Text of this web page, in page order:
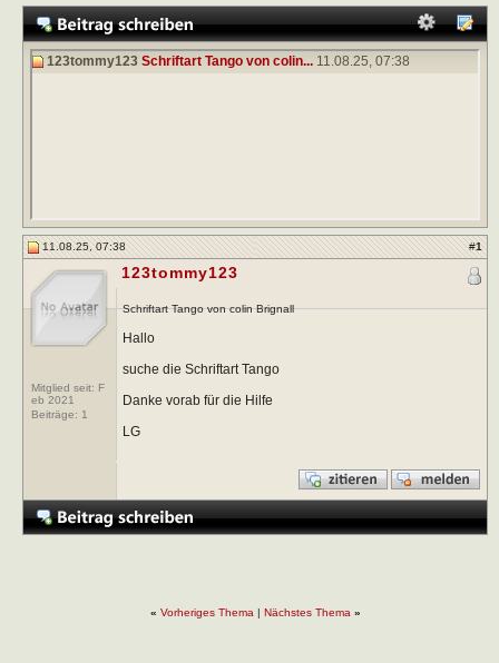
123tommy123 Schriftart Tango von colin... 11.08.25, 07:38
11.08.25, 07:38 #1
Mitglied seit: F
eb 2021
Beiträge: 1
123tommy123
Schriftart Tango von colin Brignall
Hallo
suche die Schriftart Tango
Danke vorab für die Hilfe
LG
« Vorheriges Thema | Nächstes Thema »